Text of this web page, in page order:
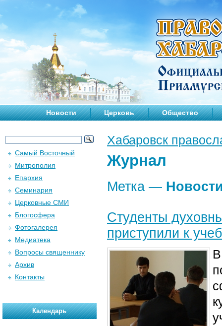
Новости Церковь Общество
Хабаровск
Журнал
Метка —
Студенты
приступили к
Самый Восточный
Митрополия
Епархия
Семинария
Церковные СМИ
Блогосфера
Фотогалерея
Медиатека
Вопросы священнику
Архив
Контакты
Календарь